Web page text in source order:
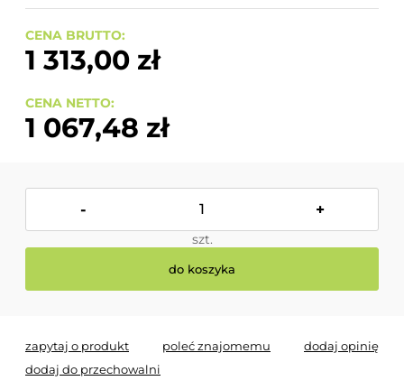
CENA BRUTTO:
1 313,00 zł
CENA NETTO:
1 067,48 zł
- +
szt.
do koszyka
zapytaj o produkt poleć znajomemu
dodaj opinię
dodaj do przechowalni